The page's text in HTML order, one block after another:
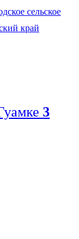
сельское
край
3